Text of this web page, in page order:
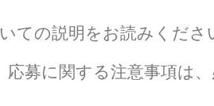
の説明をお読みくださ
募に関する注意事項は